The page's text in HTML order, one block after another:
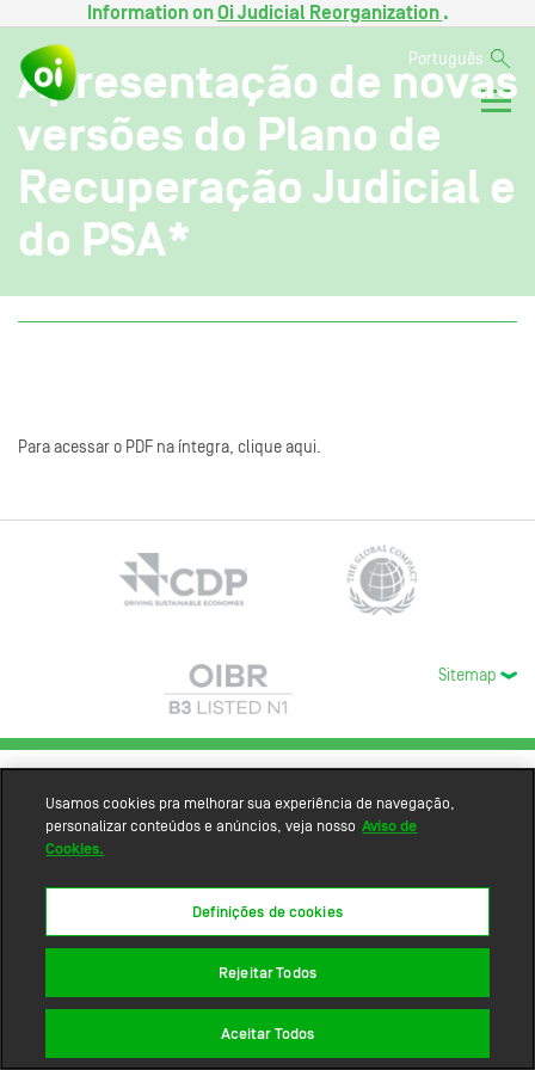
Information onOi Judicial Reorganization .
Português
Apresentação de novas
versões do Plano de
Recuperação Judicial e
do PSA*
Para acessar o PDF na íntegra, clique aqui.
Sitemap
Usamos cookies pra melhorar sua experiência de navegação,
personalizar conteúdos e anúncios, veja nosso Aviso de
Cookies.
Definições de cookies
Rejeitar Todos
Aceitar Todos